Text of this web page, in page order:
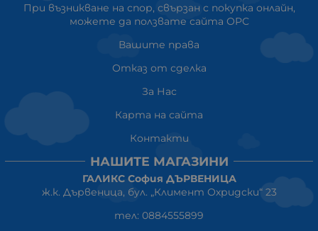
При възникване на спор, свързан с покупка онлайн,
можете да ползвате сайта ОРС
Вашите права
Отказ от сделка
За Нас
Карта на сайта
Контакти
НАШИТЕ МАГАЗИНИ
ГАЛИКС София ДЪРВЕНИЦА
ж.к. Дървеница, бул. „Климент Охридски“ 23
тел: 0884555899